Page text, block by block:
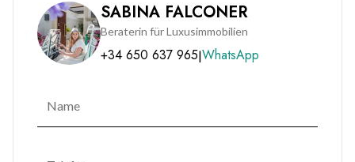
SABINA FALCONER
Beraterin für Luxusimmobilien
+34 650 637 965|WhatsApp